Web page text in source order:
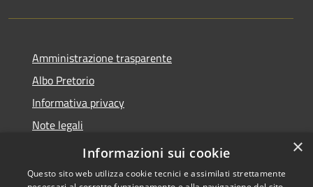
Amministrazione trasparente
Albo Pretorio
Informativa privacy
Note legali
Dichiarazione di accessibilità
×
Informazioni sui cookie
Questo sito web utilizza cookie tecnici e assimilati strettamente